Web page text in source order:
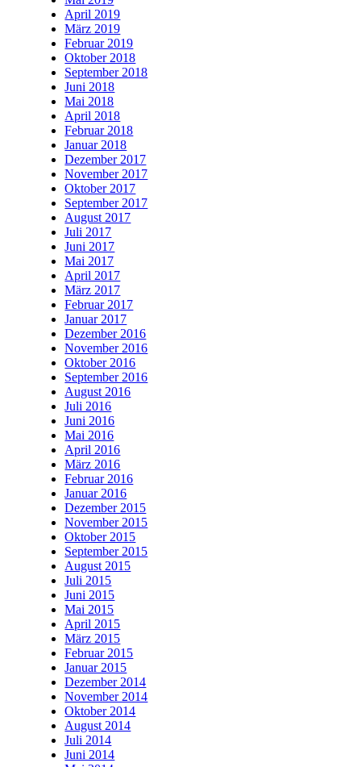
April 2019
März 2019
Februar 2019
Oktober 2018
September 2018
Juni 2018
Mai 2018
April 2018
Februar 2018
Januar 2018
Dezember 2017
November 2017
Oktober 2017
September 2017
August 2017
Juli 2017
Juni 2017
Mai 2017
April 2017
März 2017
Februar 2017
Januar 2017
Dezember 2016
November 2016
Oktober 2016
September 2016
August 2016
Juli 2016
Juni 2016
Mai 2016
April 2016
März 2016
Februar 2016
Januar 2016
Dezember 2015
November 2015
Oktober 2015
September 2015
August 2015
Juli 2015
Juni 2015
Mai 2015
April 2015
März 2015
Februar 2015
Januar 2015
Dezember 2014
November 2014
Oktober 2014
August 2014
Juli 2014
Juni 2014